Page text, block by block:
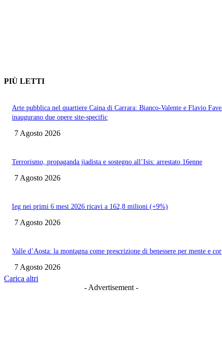
PIÙ LETTI
Arte pubblica nel quartiere Caina di Carrara: Bianco-Valente e Flavio
inaugurano due opere site-specific
7 Agosto 2026
Terrorismo, propaganda jiadista e sostegno all’Isis: arrestato 16enne
7 Agosto 2026
Ieg nei primi 6 mesi 2026 ricavi a 162,8 milioni (+9%)
7 Agosto 2026
Valle d’Aosta: la montagna come prescrizione di benessere per mente e
7 Agosto 2026
Carica altri
- Advertisement -